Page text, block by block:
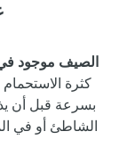
الصيف موجود
كثرة
بسرعة قبل أن
الشاطئ أو في